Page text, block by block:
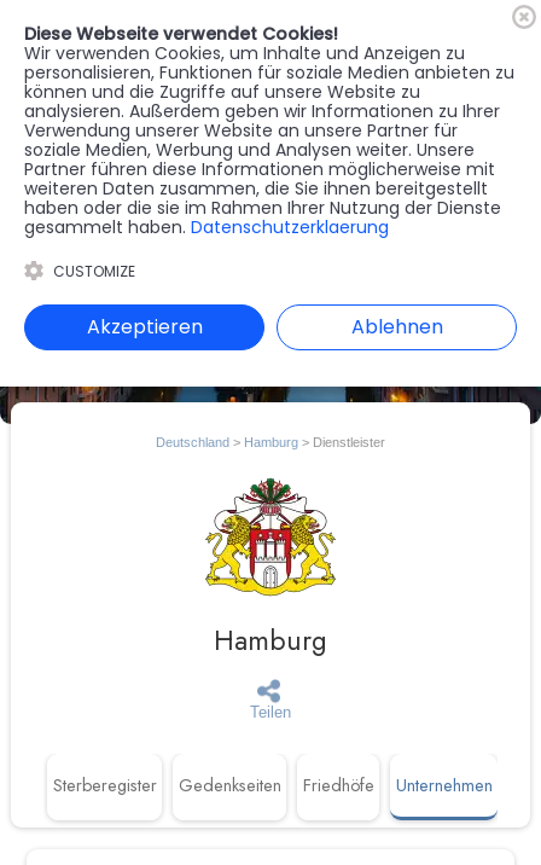
MENU
🇦🇹 Register
Deutschland> Hamburg> Dienstleister
Teilen
Hamburg
Sterberegister Gedenkseiten Friedhöfe Unternehmen
Diese Webseite verwendet Cookies!
Wir verwenden Cookies, um Inhalte und Anzeigen zu
personalisieren, Funktionen für soziale Medien anbieten zu
können und die Zugriffe auf unsere Website zu
analysieren. Außerdem geben wir Informationen zu Ihrer
Verwendung unserer Website an unsere Partner für
soziale Medien, Werbung und Analysen weiter. Unsere
Partner führen diese Informationen möglicherweise mit
weiteren Daten zusammen, die Sie ihnen bereitgestellt
haben oder die sie im Rahmen Ihrer Nutzung der Dienste
gesammelt haben. Datenschutzerklaerung
CUSTOMIZE
Akzeptieren Ablehnen